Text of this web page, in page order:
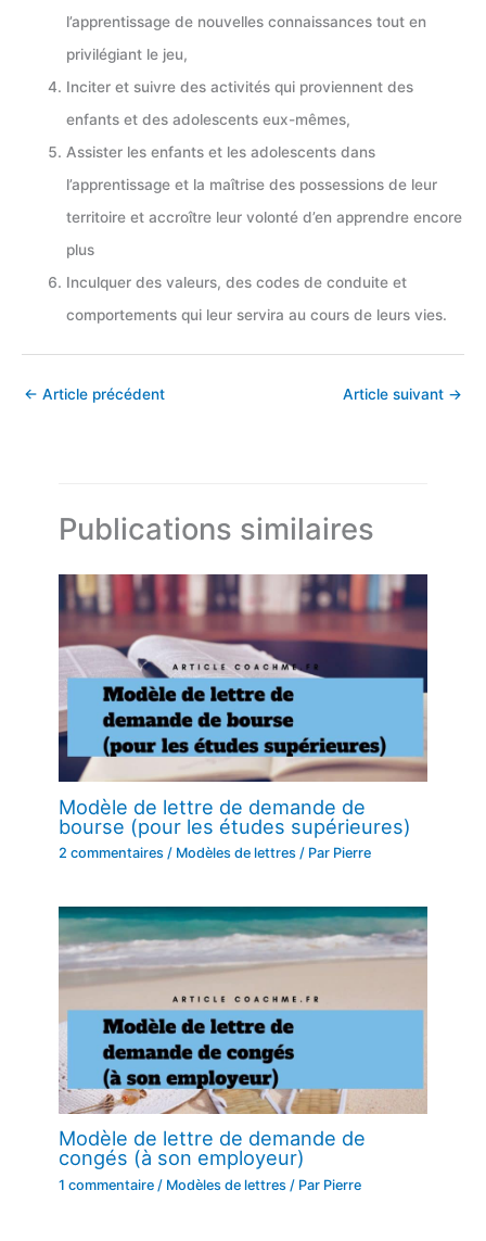
l’apprentissage de nouvelles connaissances tout en
privilégiant le jeu,
Inciter et suivre des activités qui proviennent des
enfants et des adolescents eux-mêmes,
Assister les enfants et les adolescents dans
l’apprentissage et la maîtrise des possessions de leur
territoire et accroître leur volonté d’en apprendre encore
plus
Inculquer des valeurs, des codes de conduite et
comportements qui leur servira au cours de leurs vies.
← Article précédent Article suivant →
Publications similaires
Modèle de lettre de demande de
bourse (pour les études supérieures)
2 commentaires / Modèles de lettres / Par Pierre
Modèle de lettre de demande de
congés (à son employeur)
1 commentaire / Modèles de lettres / Par Pierre